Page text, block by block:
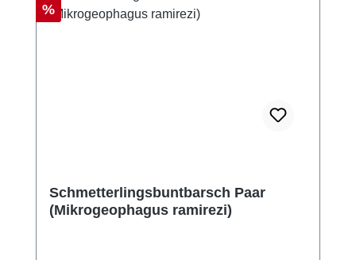
Rabatt
%
Schmetterlingsbuntbarsch Paar
(Mikrogeophagus ramirezi)